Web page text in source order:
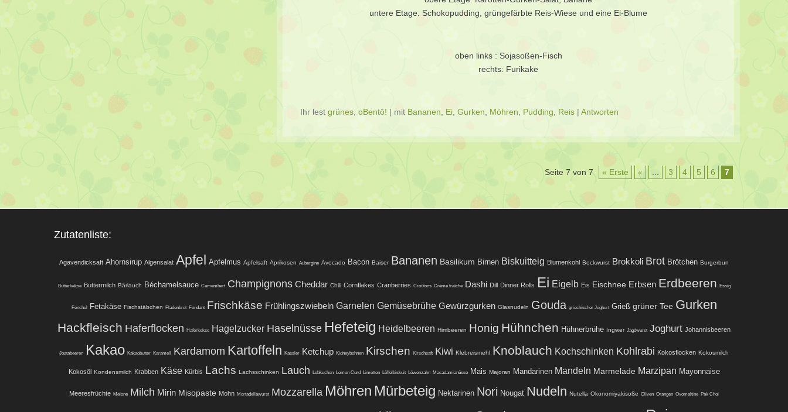
untere Etage: Schokopudding, grüngefärbte Reis-Wiese und eine Ei-Blume
oben links : Sojasoßen-Fisch
rechts: Furikake
Ihr lest grünes oBentō! | mit Bananen Ei Gurken Möhren Pudding Reis | Antworten
Beitragsverzeichnis Seite 7 von 7 « Erste « 3 4 5 6 7
Zutatenliste:
Agavendicksaft Ahornsirup Algensalat Apfel Apfelmus Apfelsaft Aprikosen Aubergine Avocado Bacon Baiser Bananen Basilikum Birnen Biskuitteig Blumenkohl Bockwurst Brokkoli Brot Brötchen Burgerbun
Butterkekse Buttermilch Bärlauch Béchamelsauce Camembert Champignons Cheddar Chili Cornflakes Cranberries Croûtons Crème fraîche Dashi Dill Dinner Rolls Ei Eigelb Eis Eischnee Erbsen Erdbeeren Essig
Fenchel Fetakäse Fischstäbchen Fladenbrot Fondant Frischkäse Frühlingszwiebeln Garnelen Gemüsebrühe Gewürzgurken Glasnudeln Gouda griechischer Joghurt Grieß grüner Tee Gurken
Hackfleisch Haferflocken Haferkekse Hagelzucker Haselnüsse Hefeteig Heidelbeeren Himbeeren Honig Hühnchen Hühnerbrühe Ingwer Jagdwurst Joghurt Johannisbeeren
Jostabeeren Kakao Kakaobutter Karamell Kardamom Kartoffeln Kassler Ketchup Kidneybohnen Kirschen Kirschsaft Kiwi Klebreismehl Knoblauch Kochschinken Kohlrabi Kokosflocken Kokosmilch
Kokosöl Kondensmilch Krabben Käse Kürbis Lachs Lachsschinken Lauch Lebkuchen Lemon Curd Limetten Löffelbiskuit Löwenzahn Macadamianüsse Mais Majoran Mandarinen Mandeln Marmelade Marzipan Mayonnaise
Meeresfrüchte Melone Milch Mirin Misopaste Mohn Mortadellawurst Mozzarella Möhren Mürbeteig Nektarinen Nori Nougat Nudeln Nutella Okonomiyakisoße Oliven Orangen Ovomaltine Pak Choi